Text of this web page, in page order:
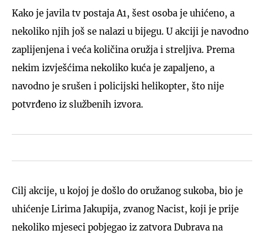
Kako je javila tv postaja A1, šest osoba je uhićeno, a
nekoliko njih još se nalazi u bijegu. U akciji je navodno
zaplijenjena i veća količina oružja i streljiva. Prema
nekim izvješćima nekoliko kuća je zapaljeno, a
navodno je srušen i policijski helikopter, što nije
potvrđeno iz službenih izvora.
Cilj akcije, u kojoj je došlo do oružanog sukoba, bio je
uhićenje Lirima Jakupija, zvanog Nacist, koji je prije
nekoliko mjeseci pobjegao iz zatvora Dubrava na